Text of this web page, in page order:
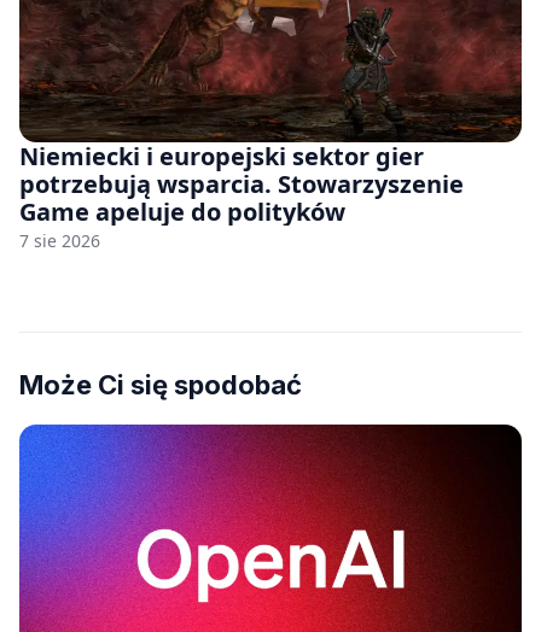
Niemiecki i europejski sektor gier
potrzebują wsparcia. Stowarzyszenie
Game apeluje do polityków
7 sie 2026
Może Ci się spodobać